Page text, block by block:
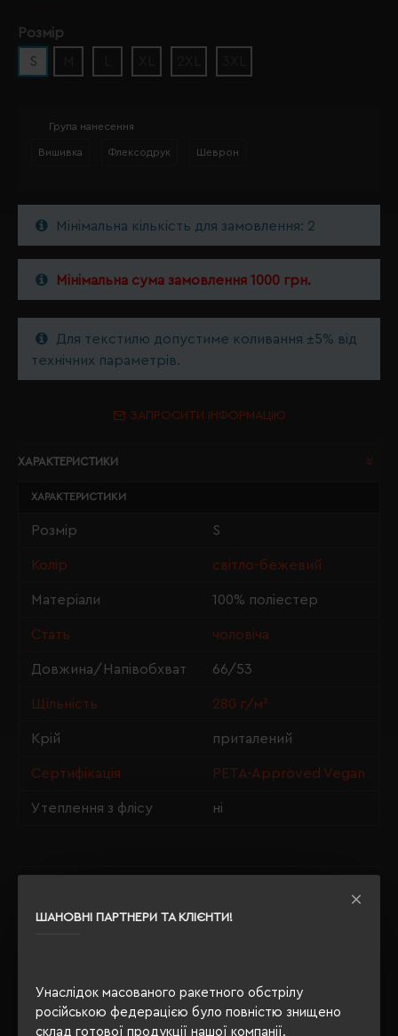
ШАНОВНІ ПАРТНЕРИ ТА КЛІЄНТИ!
Унаслідок масованого ракетного обстрілу
російською федерацією було повністю знищено
склад готової продукції нашої компанії.
Розмір
S
Група нанесення
Вишивка Флексодрук Шеврон
Мінімальна кількість для замовлення: 2
Мінімальна сума замовлення 1000 грн.
Для текстилю допустиме коливання ±5% від
технічних параметрів.
ЗАПРОСИТИ ІНФОРМАЦІЮ
ХАРАКТЕРИСТИКИ
ХАРАКТЕРИСТИКИ
Розмір S
Колір світло-бежевий
Матеріали 100% поліестер
Стать чоловіча
Довжина/Напівобхват 66/53
Щільність 280 г/м²
Крій приталений
Сертифікація PETA-Approved Vegan
Утеплення з флісу ні
РЕКОМЕНДУЄМО